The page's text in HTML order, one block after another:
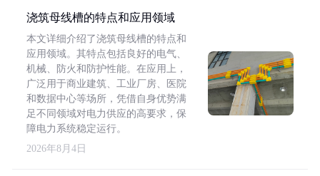
浇筑母线槽的特点和应用领域
本文详细介绍了浇筑母线槽的特点和
应用领域。其特点包括良好的电气、
机械、防火和防护性能。在应用上，
广泛用于商业建筑、工业厂房、医院
和数据中心等场所，凭借自身优势满
足不同领域对电力供应的高要求，保
障电力系统稳定运行。
2026年8月4日